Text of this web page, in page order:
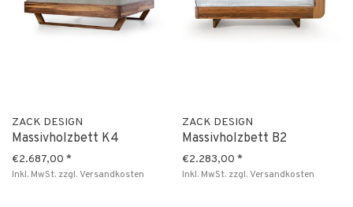
ZACK DESIGN
Massivholzbett K4
€2.687,00 *
Inkl. MwSt. zzgl.Versandkosten
ZACK DESIGN
Massivholzbett B2
€2.283,00 *
Inkl. MwSt. zzgl.Versandkosten